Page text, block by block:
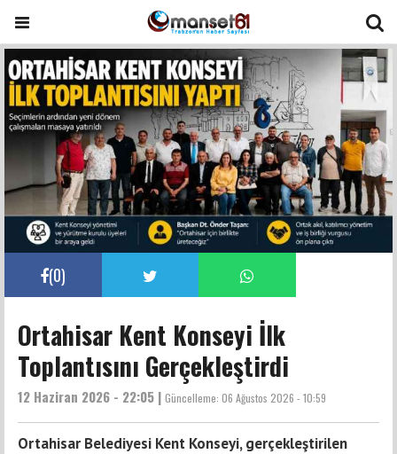
(0)
Ortahisar Kent Konseyi İlk
Toplantısını Gerçekleştirdi
12 Haziran 2026 - 22:05 | Güncelleme: 06 Ağustos 2026 - 10:59
Ortahisar Belediyesi Kent Konseyi, gerçekleştirilen